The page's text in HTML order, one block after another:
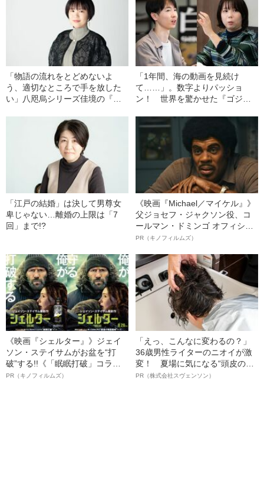
「物語の流れをとどめないよ
う、適切なところで手を放した
い」八咫烏シリーズ佳境の『亡
「1年間、海の動画を見続け
て……」。数字よりパッショ
ン！ 世界を驚かせた『ゴジ
「江戸の結婚」は決して男尊女
卑じゃない…離婚の上限は「7
回」まで!?
《映画『Michael／マイケル』》
父ジョセフ・ジャクソン役、コ
ールマン・ドミンゴ オフィシャ
ルインタビュー“観客を魅了した
語る”《日本興収70億円突破》
PR（キノフィルムズ）
《映画『シェルター』》ジェイ
ソン・ステイサムがお盆を“打
破”する!!《「眠眠打破」コラ
ボ》
PR（キノフィルムズ）
「えっ、こんなに変わるの？」
36歳男性ライターのニオイが激
変！ 夏場に気になる“頭皮のニ
オイ”や“ベタつき”を解消す
PR（株式会社スヴェンソン）